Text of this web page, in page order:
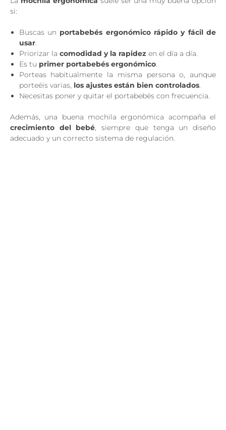
si:
Buscas un portabebés ergonómico rápido y fácil de
usar.
Priorizar la comodidad y la rapidezen el día a día.
Es tu primer portabebés ergonómico.
Porteas habitualmente la misma persona o, aunque
porteéis varias, los ajustes están bien controlados.
Necesitas poner y quitar el portabebés con frecuencia.
Además, una buena mochila ergonómica acompaña el
crecimiento del bebé, siempre que tenga un diseño
adecuado y un correcto sistema de regulación.